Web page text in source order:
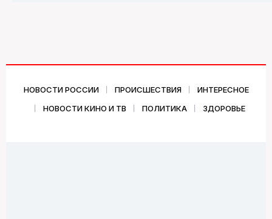
НОВОСТИ РОССИИ ПРОИСШЕСТВИЯ
ИНТЕРЕСНОЕ
НОВОСТИ КИНО И ТВ
ПОЛИТИКА ЗДОРОВЬЕ